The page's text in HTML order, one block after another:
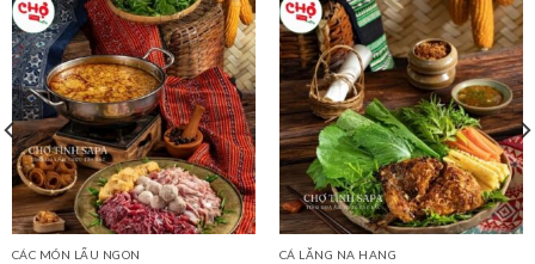
CÁC MÓN LẨU NGON CÁ LĂNG NA HANG